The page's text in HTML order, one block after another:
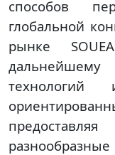
способов
глобальной
рынке
технологий